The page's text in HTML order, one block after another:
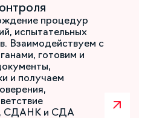
процедур
испытательных
Взаимодействуем с
готовим и
и получаем
СДАНК и СДА